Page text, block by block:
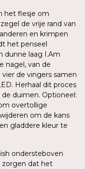
het flesje om
de vrije rand van
en krimpen
het penseel
dunne laag I.Am
nagel, van de
de vingers samen
Herhaal dit proces
duimen. Optioneel:
overtollige
om de kans
gladdere kleur te
ondersteboven
zorgen dat het